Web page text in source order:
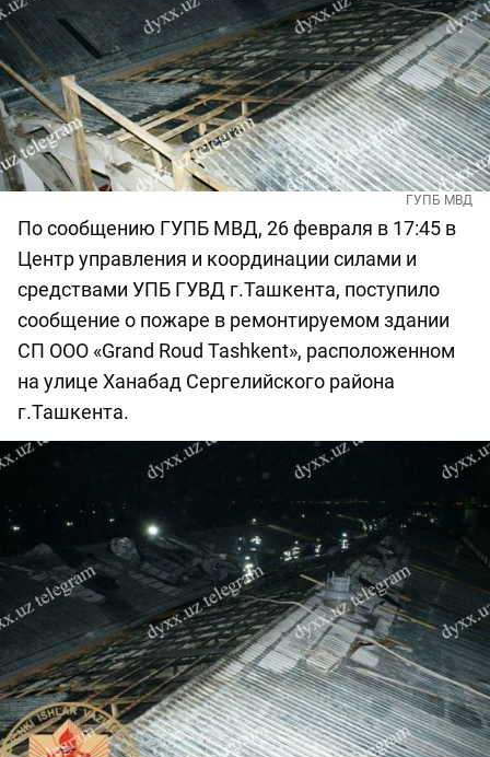
ГУПБ МВД
По сообщению ГУПБ МВД, 26 февраля в 17:45 в
Центр управления и координации силами и
средствами УПБ ГУВД г.Ташкента, поступило
сообщение о пожаре в ремонтируемом здании
СП ООО «Grand Roud Tashkent», расположенном
на улице Ханабад Сергелийского района
г.Ташкента.